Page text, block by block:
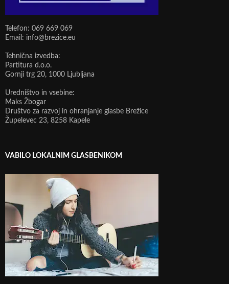
Telefon: 069 669 069
Email: info@brezice.eu
Tehnična izvedba:
Partitura d.o.o.
Gornji trg 20, 1000 Ljubljana
Uredništvo in vsebine:
Maks Žbogar
Društvo za razvoj in ohranjanje glasbe Brežice
Župelevec 23, 8258 Kapele
VABILO LOKALNIM GLASBENIKOM